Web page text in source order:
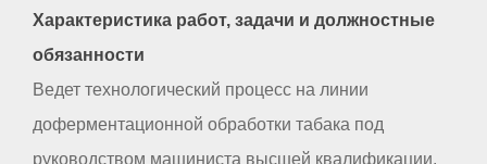
Характеристика работ, задачи и должностные
обязанности
Ведет технологический процесс на линии
доферментационной обработки табака под
руководством машиниста высшей квалификации.